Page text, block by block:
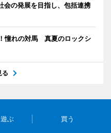
会の発展を目指し、包括連携
憧れの対馬 真夏のロックシ
る
ぶ 買う